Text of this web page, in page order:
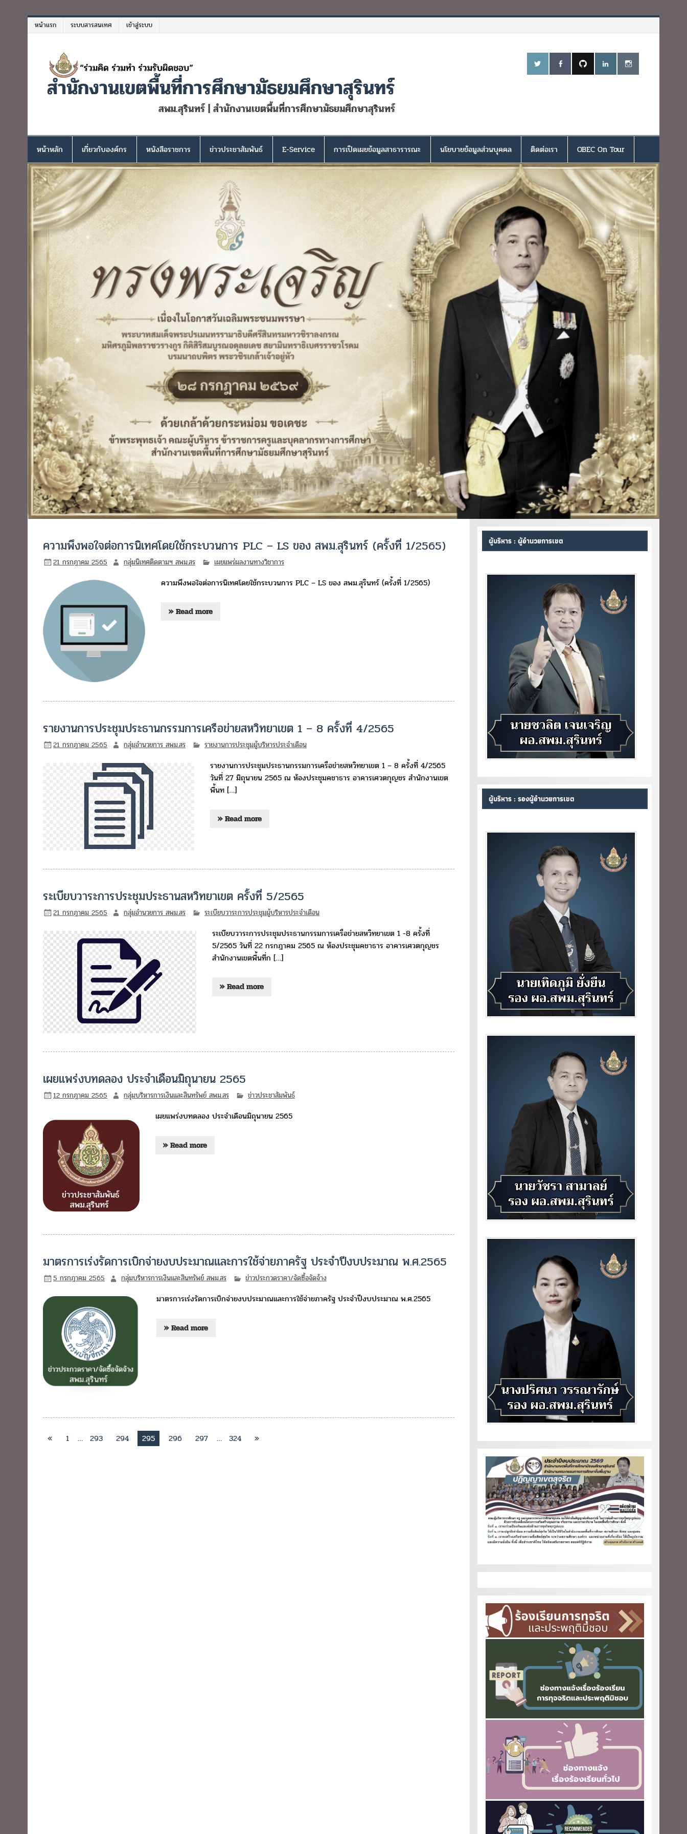
หน้าแรก ระบบสารสนเทศ เข้าสู่ระบบ
สำนักงานเขตพื้นที่การศึกษามัธยมศึกษาสุรินทร์
สพม.สุรินทร์ | สำนักงานเขตพื้นที่การศึกษามัธยมศึกษาสุรินทร์
หน้าหลัก เกี่ยวกับองค์กร หนังสือราชการ ข่าวประชาสัมพันธ์ E-Service การเปิดเผยข้อมูลสาธารารณะ นโยบายข้อมูลส่วนบุคคล ติดต่อเรา OBEC On Tour
ความพึงพอใจต่อการนิเทศโดยใช้กระบวนการ PLC – LS ของ สพม.สุรินทร์ (ครั้งที่ 1/2565)
21 กรกฎาคม 2565 กลุ่มนิเทศติดตามฯ สพม.สร เผยแพร่ผลงานทางวิชาการ
ความพึงพอใจต่อการนิเทศโดยใช้กระบวนการ PLC – LS ของ สพม.สุรินทร์ (ครั้งที่ 1/2565)
» Read more
รายงานการประชุมประธานกรรมการเครือข่ายสหวิทยาเขต 1 – 8 ครั้งที่ 4/2565
21 กรกฎาคม 2565 กลุ่มอำนวยการ สพม.สร รายงานการประชุมผู้บริหารประจำเดือน
รายงานการประชุมประธานกรรมการเครือข่ายสหวิทยาเขต 1 – 8 ครั้งที่ 4/2565
วันที่ 27 มิถุนายน 2565 ณ ห้องประชุมคชาธาร อาคารเศวตกุญชร สำนักงานเขต
พื้นท […]
» Read more
ระเบียบวาระการประชุมประธานสหวิทยาเขต ครั้งที่ 5/2565
21 กรกฎาคม 2565 กลุ่มอำนวยการ สพม.สร ระเบียบวาระการประชุมผู้บริหารประจำเดือน
ระเบียบวาระการประชุมประธานกรรมการเครือข่ายสหวิทยาเขต 1 -8 ครั้งที่
5/2565 วันที่ 22 กรกฎาคม 2565 ณ ห้องประชุมคชาธาร อาคารเศวตกุญชร
สำนักงานเขตพื้นที่ก […]
» Read more
เผยแพร่งบทดลอง ประจำเดือนมิถุนายน 2565
12 กรกฎาคม 2565 กลุ่มบริหารการเงินและสินทรัพย์ สพม.สร ข่าวประชาสัมพันธ์
เผยแพร่งบทดลอง ประจำเดือนมิถุนายน 2565
» Read more
มาตรการเร่งรัดการเบิกจ่ายงบประมาณและการใช้จ่ายภาครัฐ ประจำปีงบประมาณ พ.ศ.2565
5 กรกฎาคม 2565 กลุ่มบริหารการเงินและสินทรัพย์ สพม.สร ข่าวประกวดราคา/จัดซื้อจัดจ้าง
มาตรการเร่งรัดการเบิกจ่ายงบประมาณและการใช้จ่ายภาครัฐ ประจำปีงบประมาณ พ.ศ.2565
» Read more
« 1 … 293 294 295 296 297 … 324 »
ผู้บริหาร : ผู้อำนวยการเขต
ผู้บริหาร : รองผู้อำนวยการเขต